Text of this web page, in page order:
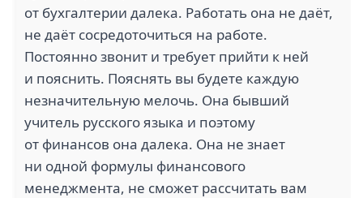
ТОО ASG TRADE
ASTANA (3) BRUGGE (3)
от бухгалтерии далека. Работать она не даёт,
не даёт сосредоточиться на работе.
Постоянно звонит и требует прийти к ней
и пояснить. Пояснять вы будете каждую
незначительную мелочь. Она бывший
учитель русского языка и поэтому
от финансов она далека. Она не знает
ни одной формулы финансового
менеджмента, не сможет рассчитать вам